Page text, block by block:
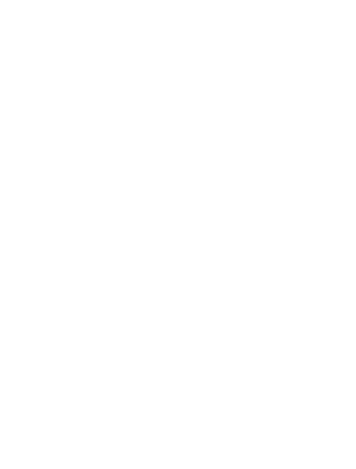
à l’aveugle World Tasting
the date : 26 et 27 juillet 2025 à Riceys, la